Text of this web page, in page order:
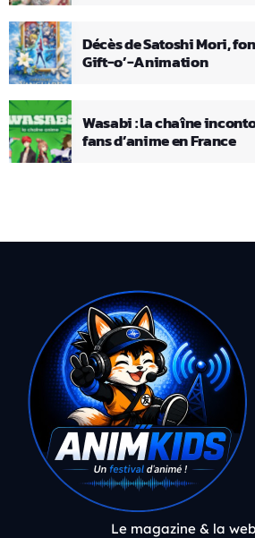
Décès de Satoshi Mori,
Gift-o’-Animation
Wasabi : la chaîne
fans d’anime en France
Le magazine & la